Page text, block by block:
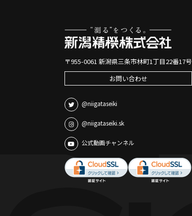
〒955-0061 新潟県三条市林町1丁目22番17号
お問い合わせ
@niigataseiki
@niigataseiki.sk
公式動画チャンネル